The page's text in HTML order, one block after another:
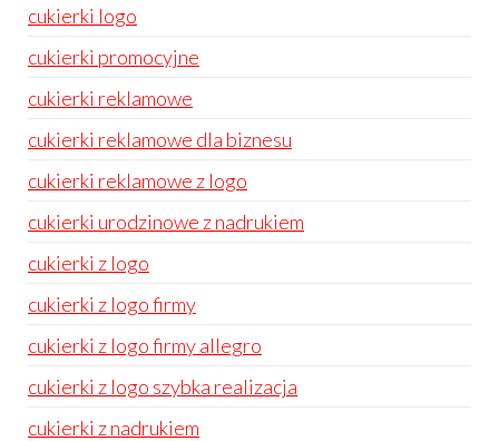
cukierki logo
cukierki promocyjne
cukierki reklamowe
cukierki reklamowe dla biznesu
cukierki reklamowe z logo
cukierki urodzinowe z nadrukiem
cukierki z logo
cukierki z logo firmy
cukierki z logo firmy allegro
cukierki z logo szybka realizacja
cukierki z nadrukiem